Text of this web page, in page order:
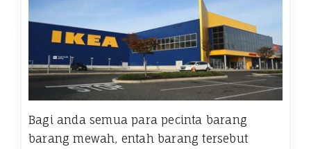
Bagi anda semua para pecinta barang
barang mewah, entah barang tersebut